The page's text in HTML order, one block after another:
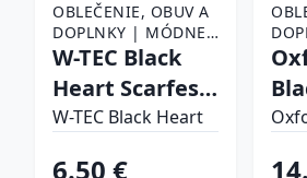
OBLEČENIE, OBUV A
DOPLNKY | MÓDNE
DOPLNKY | ŠATKY,
ŠATKY
W-TEC Black
Heart Scarfest
Motorcycle
W-TEC Black Heart
6.50 €